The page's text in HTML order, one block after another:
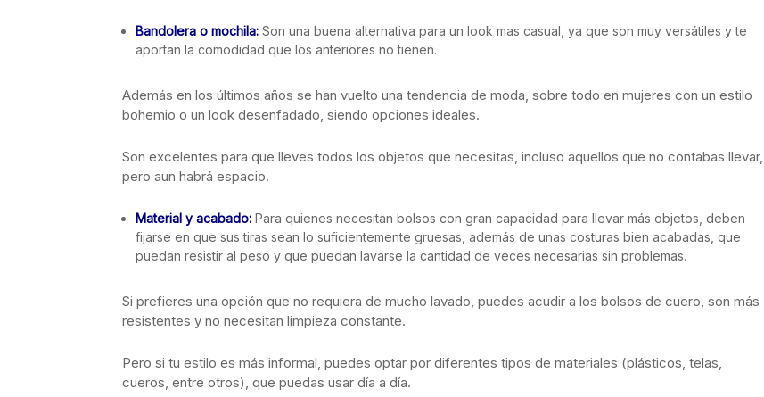
Bandolera o mochila: Son una buena alternativa para un look mas casual, ya que son muy versátiles y te
aportan la comodidad que los anteriores no tienen.
Además en los últimos años se han vuelto una tendencia de moda, sobre todo en mujeres con un estilo
bohemio o un look desenfadado, siendo opciones ideales.
Son excelentes para que lleves todos los objetos que necesitas, incluso aquellos que no contabas llevar,
pero aun habrá espacio.
Material y acabado: Para quienes necesitan bolsos con gran capacidad para llevar más objetos, deben
fijarse en que sus tiras sean lo suficientemente gruesas, además de unas costuras bien acabadas, que
puedan resistir al peso y que puedan lavarse la cantidad de veces necesarias sin problemas.
Si prefieres una opción que no requiera de mucho lavado, puedes acudir a los bolsos de cuero, son más
resistentes y no necesitan limpieza constante.
Pero si tu estilo es más informal, puedes optar por diferentes tipos de materiales (plásticos, telas,
cueros, entre otros), que puedas usar día a día.